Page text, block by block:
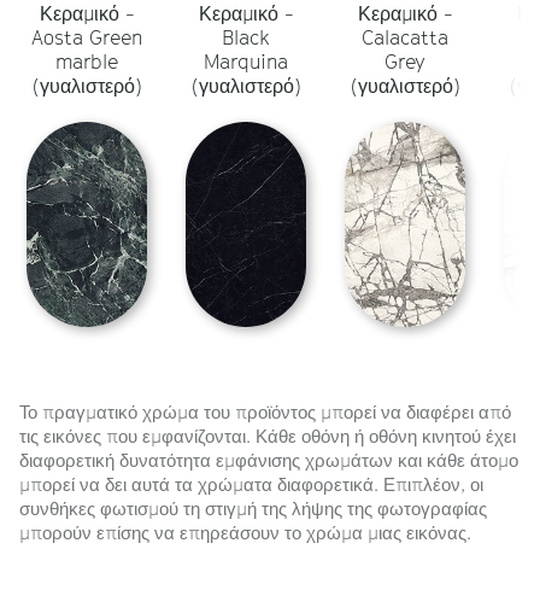
Κεραμικό -
Aosta Green
marble
(γυαλιστερό)
Κεραμικό -
Black
Marquina
(γυαλιστερό)
Κεραμικό -
Calacatta
Grey
(γυαλιστερό)
Το πραγματικό χρώμα του προϊόντος μπορεί να διαφέρει από
τις εικόνες που εμφανίζονται. Κάθε οθόνη ή οθόνη κινητού έχει
διαφορετική δυνατότητα εμφάνισης χρωμάτων και κάθε άτομο
μπορεί να δει αυτά τα χρώματα διαφορετικά. Επιπλέον, οι
συνθήκες φωτισμού τη στιγμή της λήψης της φωτογραφίας
μπορούν επίσης να επηρεάσουν το χρώμα μιας εικόνας.